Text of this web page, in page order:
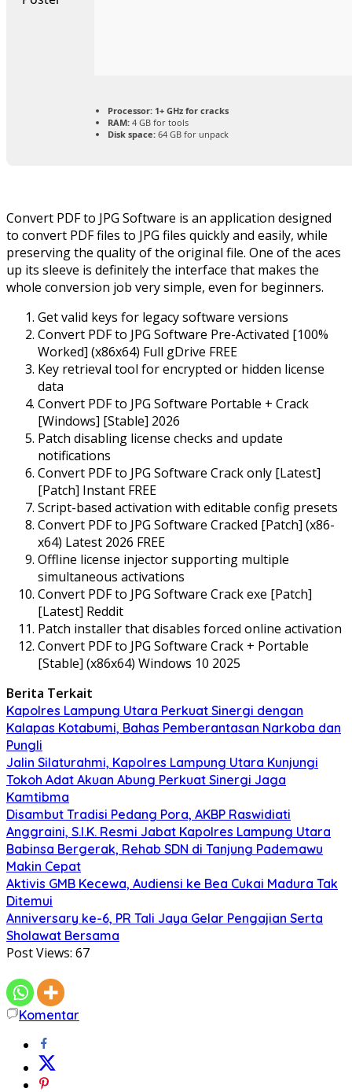
Processor: 1+ GHz for cracks
RAM: 4 GB for tools
Disk space: 64 GB for unpack
Convert PDF to JPG Software is an application designed
to convert PDF files to JPG files quickly and easily, while
preserving the quality of the original file. One of the aces
up its sleeve is definitely the interface that makes the
whole conversion job very simple, even for beginners.
Get valid keys for legacy software versions
Convert PDF to JPG Software Pre-Activated [100%
Worked] (x86x64) Full gDrive FREE
Key retrieval tool for encrypted or hidden license
data
Convert PDF to JPG Software Portable + Crack
[Windows] [Stable] 2026
Patch disabling license checks and update
notifications
Convert PDF to JPG Software Crack only [Latest]
[Patch] Instant FREE
Script-based activation with editable config presets
Convert PDF to JPG Software Cracked [Patch] (x86-
x64) Latest 2026 FREE
Offline license injector supporting multiple
simultaneous activations
Convert PDF to JPG Software Crack exe [Patch]
[Latest] Reddit
Patch installer that disables forced online activation
Convert PDF to JPG Software Crack + Portable
[Stable] (x86x64) Windows 10 2025
Berita Terkait
Kapolres Lampung Utara Perkuat Sinergi dengan
Kalapas Kotabumi, Bahas Pemberantasan Narkoba dan
Pungli
Jalin Silaturahmi, Kapolres Lampung Utara Kunjungi
Tokoh Adat Akuan Abung Perkuat Sinergi Jaga
Kamtibma
Disambut Tradisi Pedang Pora, AKBP Raswidiati
Anggraini, S.I.K. Resmi Jabat Kapolres Lampung Utara
Babinsa Bergerak, Rehab SDN di Tanjung Pademawu
Makin Cepat
Aktivis GMB Kecewa, Audiensi ke Bea Cukai Madura Tak
Ditemui
Anniversary ke-6, PR Tali Jaya Gelar Pengajian Serta
Sholawat Bersama
Post Views: 67
Komentar